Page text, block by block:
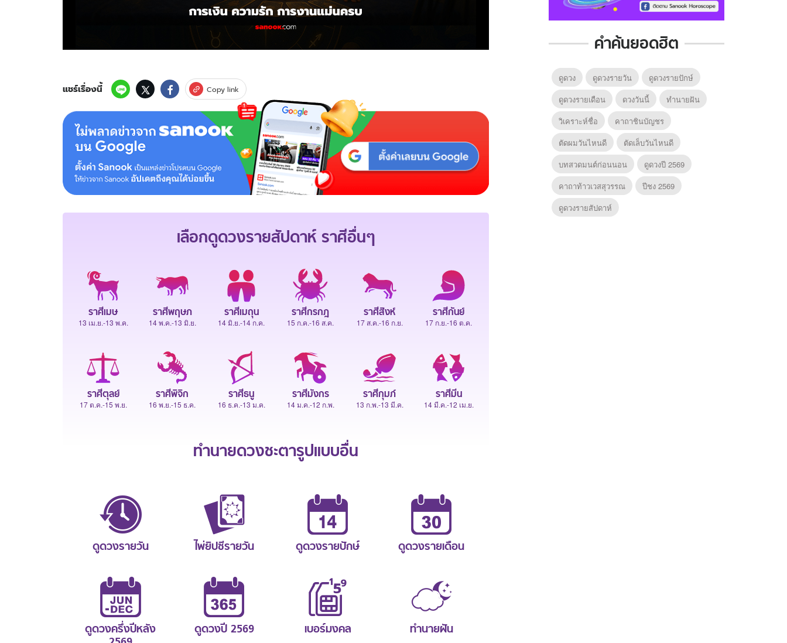
แชร์เรื่องนี้ Copy link
เลือกดูดวงรายสัปดาห์ราศีอื่นๆ
ราศีเมษ
13 เม.ย.-13 พ.ค.
ราศีพฤษภ
14 พ.ค.-13 มิ.ย.
ราศีเมถุน
14 มิ.ย.-14 ก.ค.
ราศีกรกฎ
15 ก.ค.-16 ส.ค.
ราศีสิงห์
17 ส.ค.-16 ก.ย.
ราศีกันย์
17 ก.ย.-16 ต.ค.
ราศีตุลย์
17 ต.ค.-15 พ.ย.
ราศีพิจิก
16 พ.ย.-15 ธ.ค.
ราศีธนู
16 ธ.ค.-13 ม.ค.
ราศีมังกร
14 ม.ค.-12 ก.พ.
ราศีกุมภ์
13 ก.พ.-13 มี.ค.
ราศีมีน
14 มี.ค.-12 เม.ย.
ทำนายดวงชะตารูปแบบอื่น
ดูดวงรายวัน ไพ่ยิปซีรายวัน ดูดวงรายปักษ์ ดูดวงรายเดือน
ดูดวงครึ่งปีหลัง
ดูดวงปี 2569 เบอร์มงคล ทำนายฝัน
คำค้นยอดฮิต
ดูดวง ดูดวงรายวัน
ดูดวงรายปักษ์
ดูดวงรายเดือน
ดวงวันนี้
ทํานายฝัน
วิเคราะห์ชื่อ
คาถาชินบัญชร
ตัดผมวันไหนดี
ตัดเล็บวันไหนดี
บทสวดมนต์ก่อนนอน
ดูดวงปี 2569
คาถาท้าวเวสสุวรรณ
ปีชง 2569
ดูดวงรายสัปดาห์